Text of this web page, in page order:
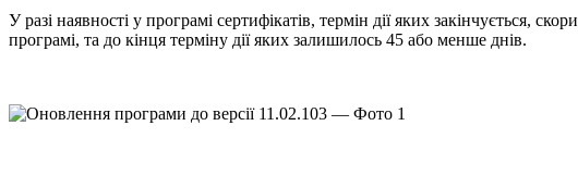
У разі наявності у програмі сертифікатів, термін дії яких закінчується,
програмі, та до кінця терміну дії яких залишилось 45 або менше днів.